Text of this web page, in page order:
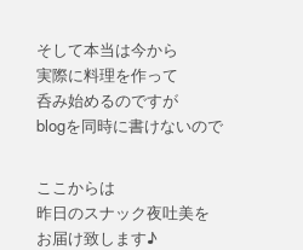
そして本当は今から
実際に料理を作って
呑み始めるのですが
blogを同時に書けないので
ここからは
昨日のスナック夜吐美を
お届け致します♪